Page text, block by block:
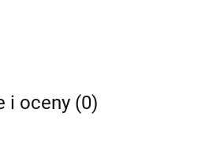
i oceny (0)